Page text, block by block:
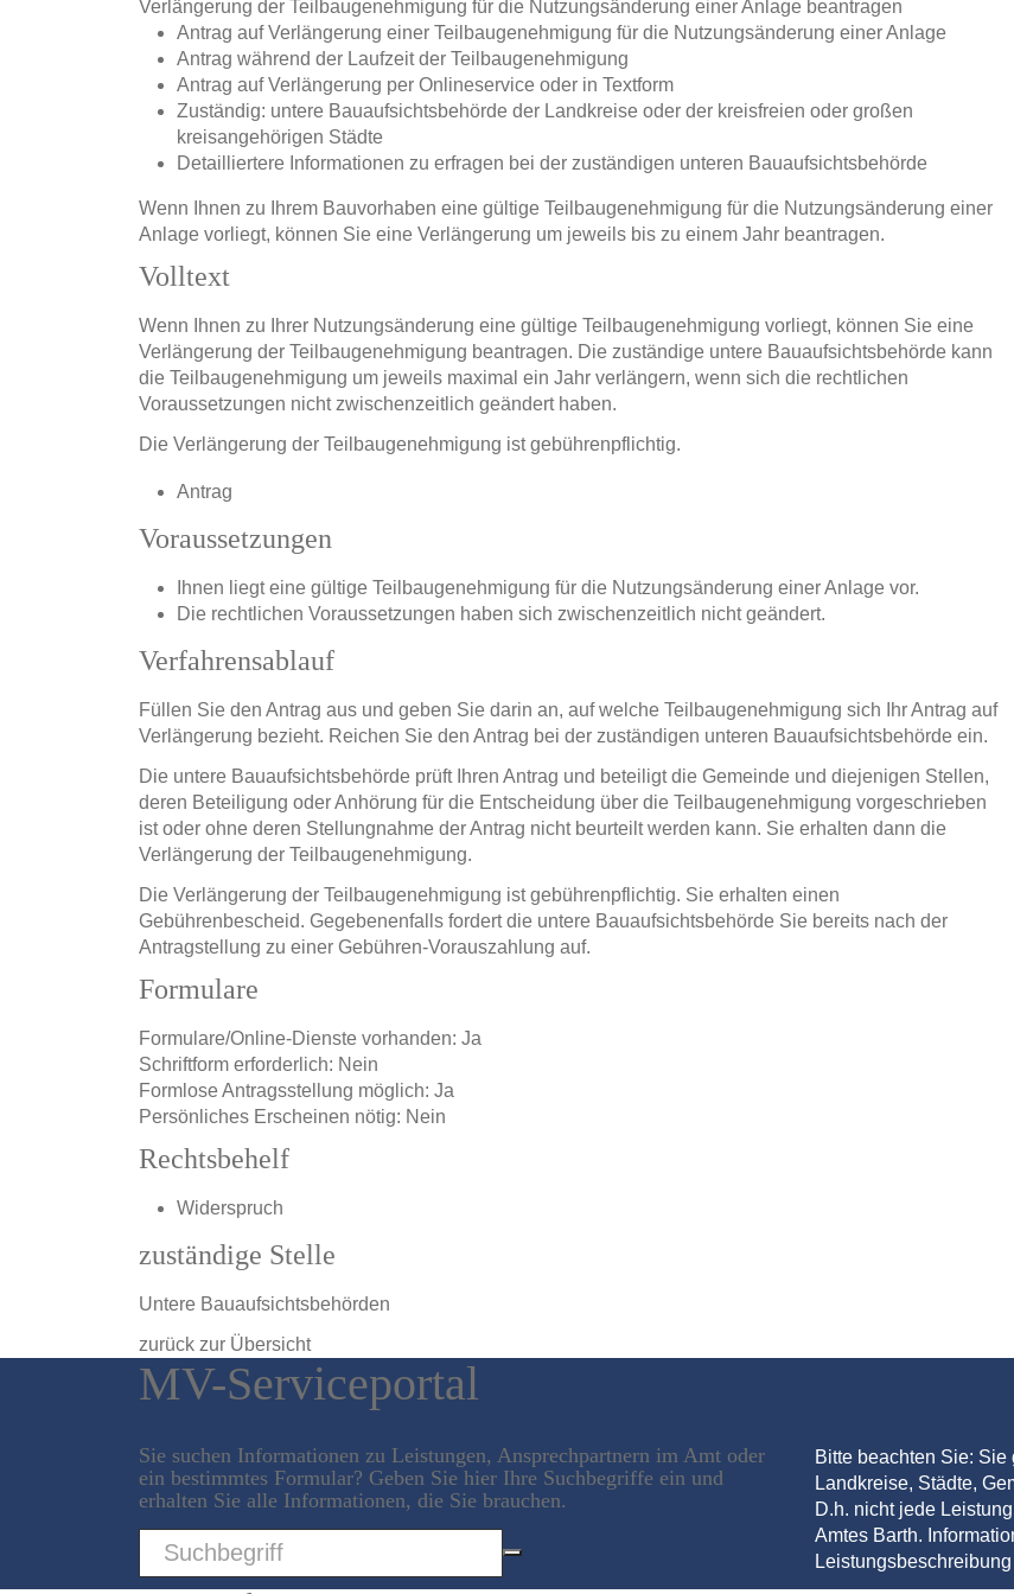
Verlängerung der Teilbaugenehmigung für die Nutzungsänderung einer Anlage beantragen
Antrag auf Verlängerung einer Teilbaugenehmigung für die Nutzungsänderung einer Anlage
Antrag während der Laufzeit der Teilbaugenehmigung
Antrag auf Verlängerung per Onlineservice oder in Textform
Zuständig: untere Bauaufsichtsbehörde der Landkreise oder der kreisfreien oder großen
kreisangehörigen Städte
Detailliertere Informationen zu erfragen bei der zuständigen unteren Bauaufsichtsbehörde
Wenn Ihnen zu Ihrem Bauvorhaben eine gültige Teilbaugenehmigung für die Nutzungsänderung einer
Anlage vorliegt, können Sie eine Verlängerung um jeweils bis zu einem Jahr beantragen.
Volltext
Wenn Ihnen zu Ihrer Nutzungsänderung eine gültige Teilbaugenehmigung vorliegt, können Sie eine
Verlängerung der Teilbaugenehmigung beantragen. Die zuständige untere Bauaufsichtsbehörde kann
die Teilbaugenehmigung um jeweils maximal ein Jahr verlängern, wenn sich die rechtlichen
Voraussetzungen nicht zwischenzeitlich geändert haben.
Die Verlängerung der Teilbaugenehmigung ist gebührenpflichtig.
Antrag
Voraussetzungen
Ihnen liegt eine gültige Teilbaugenehmigung für die Nutzungsänderung einer Anlage vor.
Die rechtlichen Voraussetzungen haben sich zwischenzeitlich nicht geändert.
Verfahrensablauf
Füllen Sie den Antrag aus und geben Sie darin an, auf welche Teilbaugenehmigung sich Ihr Antrag auf
Verlängerung bezieht. Reichen Sie den Antrag bei der zuständigen unteren Bauaufsichtsbehörde ein.
Die untere Bauaufsichtsbehörde prüft Ihren Antrag und beteiligt die Gemeinde und diejenigen Stellen,
deren Beteiligung oder Anhörung für die Entscheidung über die Teilbaugenehmigung vorgeschrieben
ist oder ohne deren Stellungnahme der Antrag nicht beurteilt werden kann. Sie erhalten dann die
Verlängerung der Teilbaugenehmigung.
Die Verlängerung der Teilbaugenehmigung ist gebührenpflichtig. Sie erhalten einen
Gebührenbescheid. Gegebenenfalls fordert die untere Bauaufsichtsbehörde Sie bereits nach der
Antragstellung zu einer Gebühren-Vorauszahlung auf.
Formulare
Formulare/Online-Dienste vorhanden: Ja
Schriftform erforderlich: Nein
Formlose Antragsstellung möglich: Ja
Persönliches Erscheinen nötig: Nein
Rechtsbehelf
Widerspruch
zuständige Stelle
Untere Bauaufsichtsbehörden
zurück zur Übersicht
MV-Serviceportal
Sie suchen Informationen zu Leistungen, Ansprechpartnern im Amt oder
ein bestimmtes Formular? Geben Sie hier Ihre Suchbegriffe ein und
erhalten Sie alle Informationen, die Sie brauchen.
Sword
Bitte beachten Sie:
Landkreise, Städte,
D.h. nicht jede
Amtes Barth.